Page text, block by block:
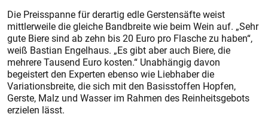
Die Preisspanne für derartig edle Gerstensäfte weist
mittlerweile die gleiche Bandbreite wie beim Wein auf. „Sehr
gute Biere sind ab zehn bis 20 Euro pro Flasche zu haben“,
weiß Bastian Engelhaus. „Es gibt aber auch Biere, die
mehrere Tausend Euro kosten.“ Unabhängig davon
begeistert den Experten ebenso wie Liebhaber die
Variationsbreite, die sich mit den Basisstoffen Hopfen,
Gerste, Malz und Wasser im Rahmen des Reinheitsgebots
erzielen lässt.